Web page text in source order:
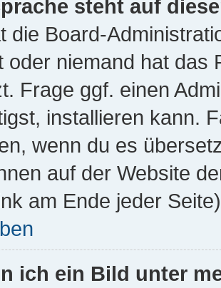
steht auf
die Board-
oder niemand hat das
Frage ggf. einen
installieren kann.
wenn du es
auf der Website
am Ende jeder
ich ein Bild unter